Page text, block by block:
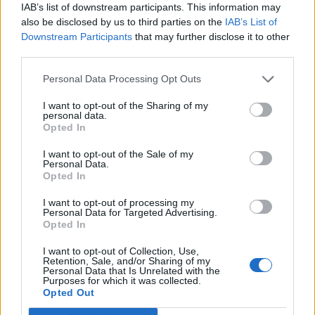
IAB’s list of downstream participants. This information may
also be disclosed by us to third parties on the IAB’s List of
Downstream Participants that may further disclose it to other
Personal Data Processing Opt Outs
I want to opt-out of the Sharing of my
personal data.
Opted In
I want to opt-out of the Sale of my
Personal Data.
Opted In
I want to opt-out of processing my
Personal Data for Targeted Advertising.
Opted In
I want to opt-out of Collection, Use,
Retention, Sale, and/or Sharing of my
Personal Data that Is Unrelated with the
Purposes for which it was collected.
Opted Out
Lynise
Team Drakensang Online
Hallo*Frosch*,
nein, es liegt nicht an deinem PC, dass der Countdown
nicht startet. Dieser wurde leider lt. aktuelle Mitteilung um
moment los gehen
.
Hat aber dann auch den positiven Nebeneffekt, dass ihr
15 Oktober 2015